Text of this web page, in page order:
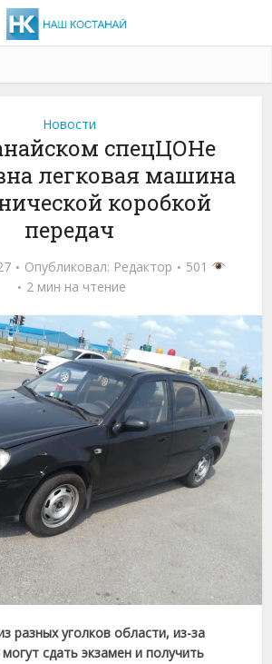
Новости
спецЦОНе
легковая машина
коробкой
передач
Опубликовал: Редактор
501
2 мин на чтение
разных уголков области, из-за
сдать экзамен и получить